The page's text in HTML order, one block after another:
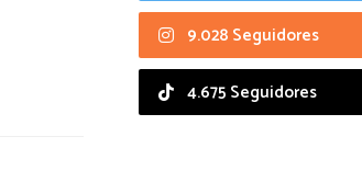
9.028 Seguidores
4.675 Seguidores